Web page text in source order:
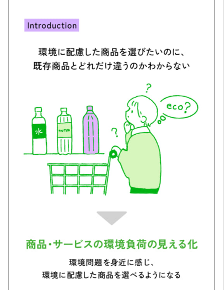
Simulation
CO₂削減効果を測る
Action list
アクションリスト